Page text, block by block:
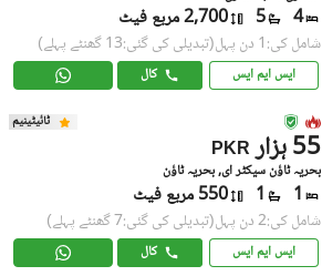
4
5 2,700 مربع فیٹ
شامل کی:1 دن پہل (تبدیلی کی گئی:13 گھنٹے پہلے)
ایس ایم ایس کال
ٹائیٹینیم
PKR 55 ہزار
بحریہ ٹاؤن سیکٹر ای, بحریہ ٹاؤن
1
1 550 مربع فیٹ
شامل کی:2 دن پہل (تبدیلی کی گئی:7 گھنٹے پہلے)
ایس ایم ایس کال